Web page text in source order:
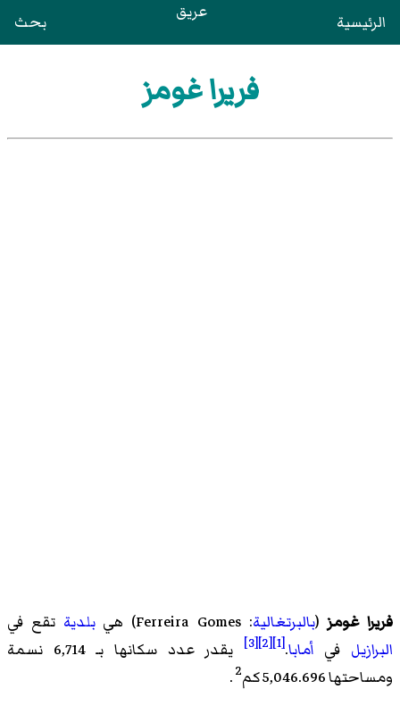
الرئيسية عريق بحث
فريرا غومز
فريرا غومز(بالبرتغالية: Ferreira Gomes‏) هي بلدية تقع في
البرازيل في أمابا.
[1]
[2]
[3]
يقدر عدد سكانها بـ 6,714 نسمة
ومساحتها 5,046.696 كم
2
.